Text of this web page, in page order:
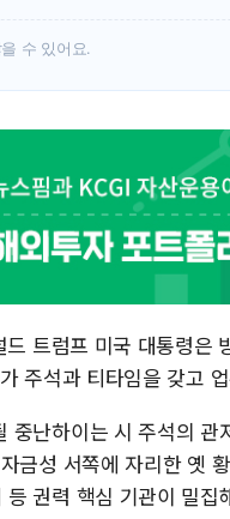
수 있어요.
트럼프 미국 대통령은
주석과 티타임을 갖고
중난하이는 시 주석의
금성 서쪽에 자리한 옛
권력 핵심 기관이 밀집